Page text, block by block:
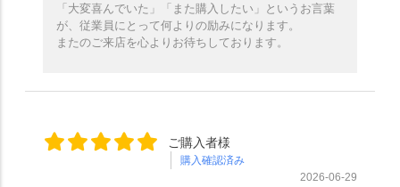
「大変喜んでいた」「また購入したい」というお言葉
が、従業員にとって何よりの励みになります。
またのご来店を心よりお待ちしております。
ご購入者様
購入確認済み
2026-06-29